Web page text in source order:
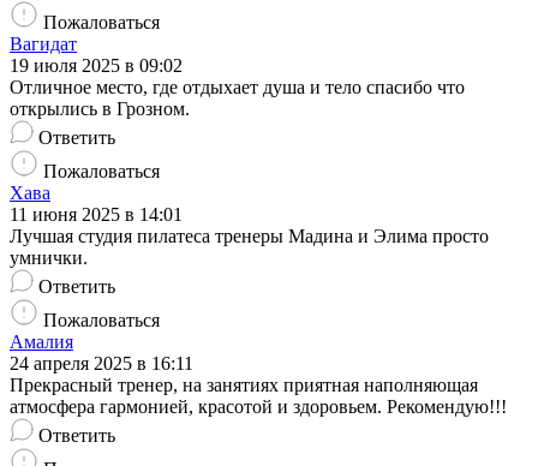
Пожаловаться
Вагидат
19 июля 2025 в 09:02
Отличное место, где отдыхает душа и тело спасибо что
открылись в Грозном.
Ответить
Пожаловаться
Хава
11 июня 2025 в 14:01
Лучшая студия пилатеса тренеры Мадина и Элима просто
умнички.
Ответить
Пожаловаться
Амалия
24 апреля 2025 в 16:11
Прекрасный тренер, на занятиях приятная наполняющая
атмосфера гармонией, красотой и здоровьем. Рекомендую!!!
Ответить